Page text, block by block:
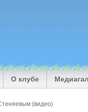
О клубе
(видео)